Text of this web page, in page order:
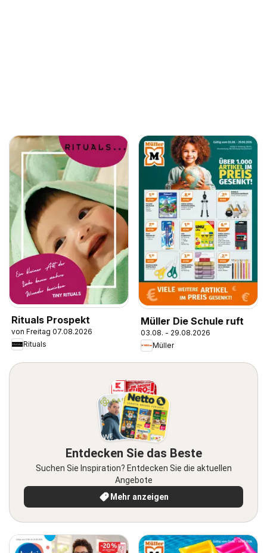
Rituals Prospekt
von Freitag 07.08.2026
Rituals
Müller Die Schule ruft
03.08. - 29.08.2026
Müller
Entdecken Sie das Beste
Suchen Sie Inspiration? Entdecken Sie die aktuellen
Angebote
Mehr anzeigen